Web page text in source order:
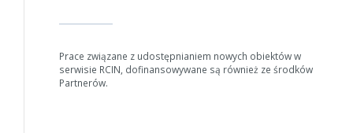
Prace związane z udostępnianiem nowych obiektów w
serwisie RCIN, dofinansowywane są również ze środków
Partnerów.